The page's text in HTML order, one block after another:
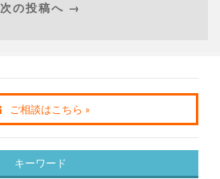
次の投稿へ →
ご相談はこちら »
キーワード